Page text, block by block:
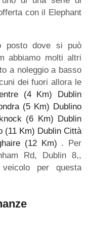
con il Elephant
posto dove si può
abbiamo molti altri
a noleggio a basso
dei fuori allora le
(4 Km)
Dublin
(5 Km) Dublino
(6 Km) Dublin
(11 Km) Dublin Città
(12 Km) . Per
Rd, Dublin 8,,
per questa